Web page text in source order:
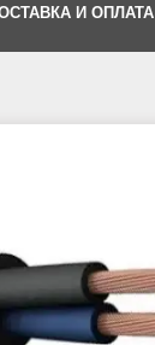
И ОПЛАТА